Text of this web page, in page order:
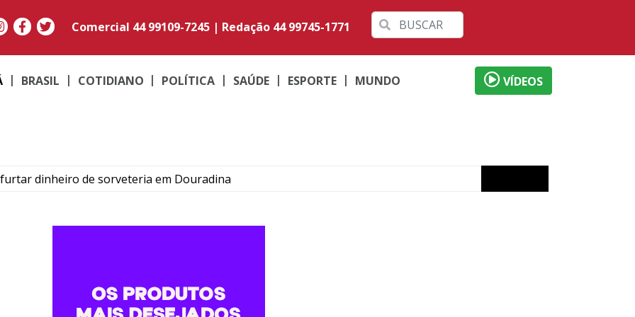
Comercial 44 99109-7245 | Redação 44 99745-1771
BRASIL COTIDIANO POLÍTICA SAÚDE ESPORTE MUNDO VÍDEOS
dinheiro de sorveteria em Douradina
durante operação em Altônia